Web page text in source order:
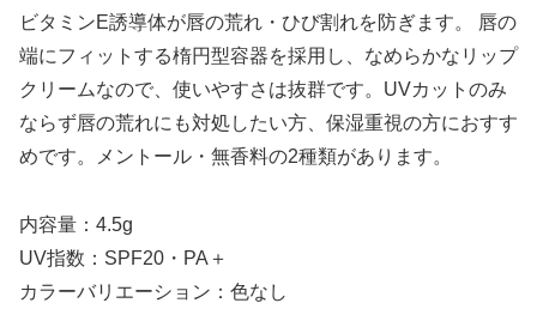
ビタミンE誘導体が唇の荒れ・ひび割れを防ぎます。 唇の
端にフィットする楕円型容器を採用し、なめらかなリップ
クリームなので、使いやすさは抜群です。UVカットのみ
ならず唇の荒れにも対処したい方、保湿重視の方におすす
めです。メントール・無香料の2種類があります。
内容量：4.5g
UV指数：SPF20・PA＋
カラーバリエーション：色なし